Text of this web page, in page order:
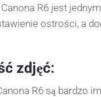
R6 jest
ostrości, a
zdjęć:
R6 są bardzo